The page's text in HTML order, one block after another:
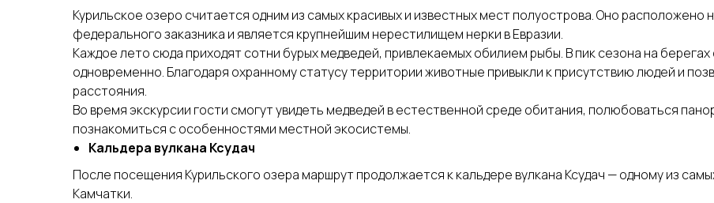
Курильское озеро считается одним из самых красивых и известных мест полуострова. Оно
федерального заказника и является крупнейшим нерестилищем нерки в Евразии.
Каждое лето сюда приходят сотни бурых медведей, привлекаемых обилием рыбы. В пик сезона на
одновременно. Благодаря охранному статусу территории животные привыкли к присутствию людей и
расстояния.
Во время экскурсии гости смогут увидеть медведей в естественной среде обитания, полюбоваться
познакомиться с особенностями местной экосистемы.
Кальдера вулкана Ксудач
После посещения Курильского озера маршрут продолжается к кальдере вулкана Ксудач — одному из
Камчатки.